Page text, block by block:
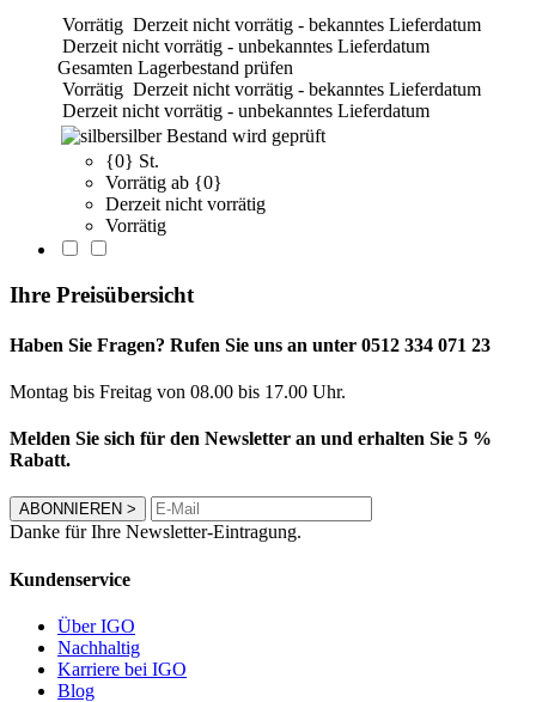
Vorrätig Derzeit nicht vorrätig - bekanntes Lieferdatum
Derzeit nicht vorrätig - unbekanntes Lieferdatum
Gesamten Lagerbestand prüfen
Vorrätig Derzeit nicht vorrätig - bekanntes Lieferdatum
Derzeit nicht vorrätig - unbekanntes Lieferdatum
silber Bestand wird geprüft
{0} St.
Vorrätig ab {0}
Derzeit nicht vorrätig
Vorrätig
Ihre Preisübersicht
Haben Sie Fragen? Rufen Sie uns an unter 0512 334 071 23
Montag bis Freitag von 08.00 bis 17.00 Uhr.
Melden Sie sich für den Newsletter an und erhalten Sie 5 %
Rabatt.
ABONNIEREN >
Danke für Ihre Newsletter-Eintragung.
Kundenservice
Über IGO
Nachhaltig
Karriere bei IGO
Blog